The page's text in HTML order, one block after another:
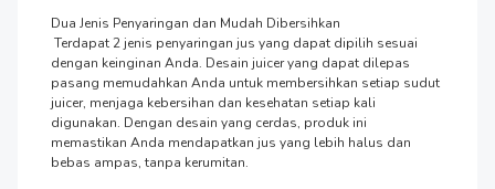
Dua Jenis Penyaringan dan Mudah Dibersihkan
dengan keinginan Anda. Desain juicer yang dapat dilepas
pasang memudahkan Anda untuk membersihkan setiap sudut
juicer, menjaga kebersihan dan kesehatan setiap kali
digunakan. Dengan desain yang cerdas, produk ini
memastikan Anda mendapatkan jus yang lebih halus dan
bebas ampas, tanpa kerumitan.